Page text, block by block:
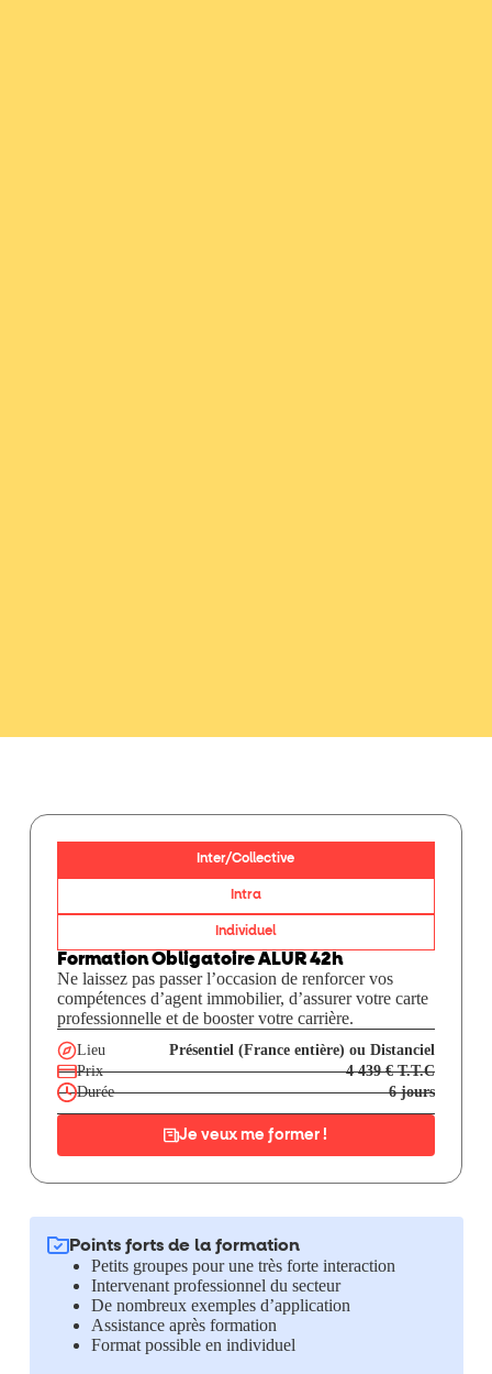
Points forts de la formation
Petits groupes pour une très forte interaction
Intervenant professionnel du secteur
De nombreux exemples d’application
Assistance après formation
Format possible en individuel
Inter/Collective
Intra
Individuel
Formation Obligatoire ALUR 42h
Ne laissez pas passer l’occasion de renforcer vos
compétences d’agent immobilier, d’assurer votre carte
professionnelle et de booster votre carrière.
Lieu
Présentiel (France entière) ou Distanciel
Prix
4 439 € T.T.C
Durée
6 jours
Je veux me former !